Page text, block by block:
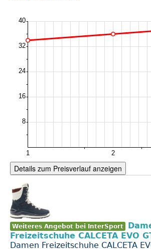
Details zum Preisverlauf anzeigen
Weiteres Angebot bei InterSport
Freizeitschuhe CALCETA EVO
Damen Freizeitschuhe CALCETA